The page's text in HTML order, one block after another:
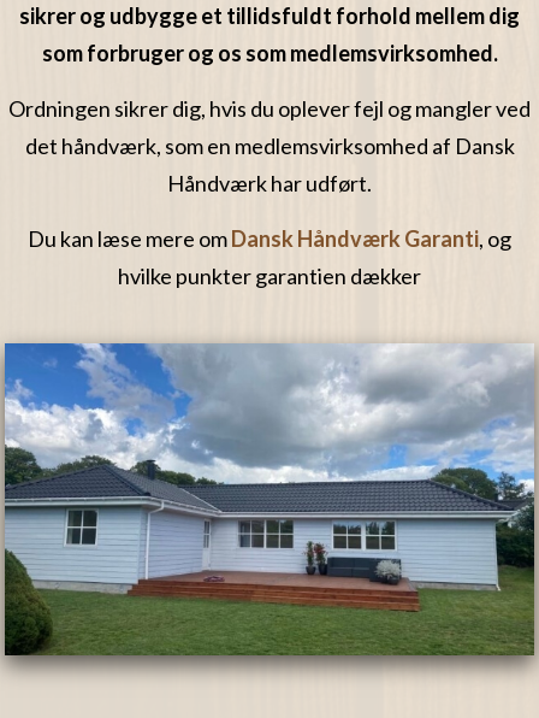
sikrer og udbygge et tillidsfuldt forhold mellem dig
som forbruger og os som medlemsvirksomhed.
Ordningen sikrer dig, hvis du oplever fejl og mangler ved
det håndværk, som en medlemsvirksomhed af Dansk
Håndværk har udført.
Du kan læse mere omDansk Håndværk Garanti, og
hvilke punkter garantien dækker